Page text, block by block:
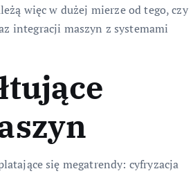
więc w dużej mierze od tego, czy
integracji maszyn z systemami
się megatrendy: cyfryzacja